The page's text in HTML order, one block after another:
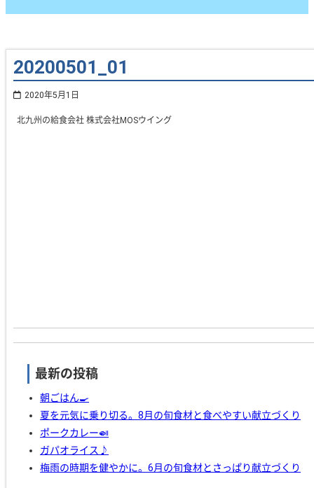
20200501_01
2020年5月1日
北九州の給食会社 株式会社MOSウイング
最新の投稿
朝ごはん🍳
夏を元気に乗り切る。8月の旬食材と食べやすい献立づくり
ポークカレー🍛
ガパオライス♪
梅雨の時期を健やかに。6月の旬食材とさっぱり献立づくり